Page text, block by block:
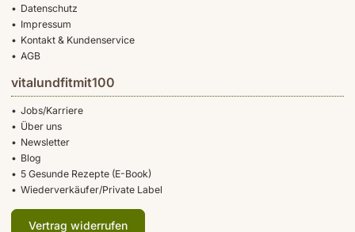
Datenschutz
Impressum
Kontakt & Kundenservice
AGB
vitalundfitmit100
Jobs/Karriere
Über uns
Newsletter
Blog
5 Gesunde Rezepte (E-Book)
Wiederverkäufer/Private Label
Vertrag widerrufen